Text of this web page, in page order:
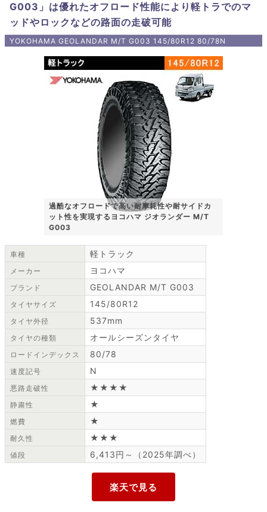
G003」は優れたオフロード性能により軽トラでのマ
ッドやロックなどの路面の走破可能
YOKOHAMA GEOLANDAR M/T G003 145/80R12 80/78N
過酷なオフロードで高い耐摩耗性や耐サイドカ
ット性を実現するヨコハマ ジオランダー M/T
G003
車種 軽トラック
メーカー ヨコハマ
ブランド GEOLANDAR M/T G003
タイヤサイズ 145/80R12
タイヤ外径 537mm
タイヤの種類 オールシーズンタイヤ
ロードインデックス 80/78
速度記号 N
悪路走破性 ★★★★
静粛性 ★
燃費 ★
耐久性 ★★★
値段 6,413円～（2025年調べ）